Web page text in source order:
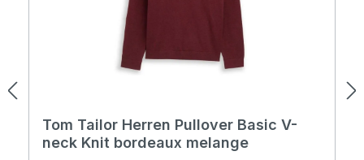
Tom Tailor Herren Pullover Basic V-
neck Knit bordeaux melange